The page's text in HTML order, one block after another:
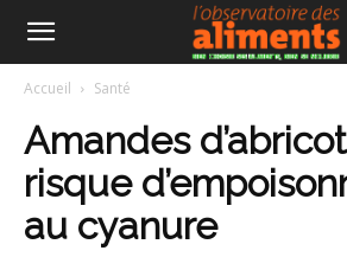
Accueil Santé
Amandes
risque
au cyanure